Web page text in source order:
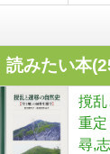
読みたい本(
撹
重定
尋,